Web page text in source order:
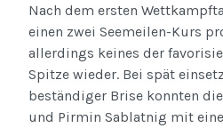
Nach dem ersten
einen zwei Seemeilen-Kurs
allerdings keines der
Spitze wieder. Bei spät
beständiger Brise konnten
und Pirmin Sablatnig mit